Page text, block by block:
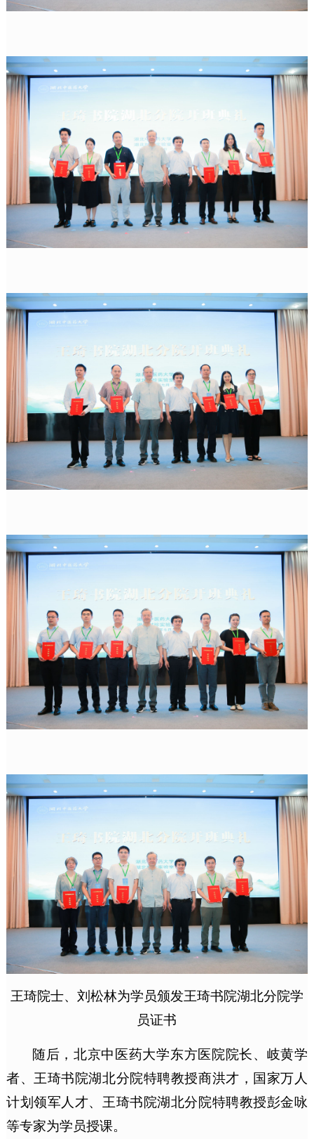
王琦院士、刘松林为学员颁发王琦书院湖北分院学
员证书
随后，北京中医药大学东方医院院长、岐黄学
者、王琦书院湖北分院特聘教授商洪才，国家万人
计划领军人才、王琦书院湖北分院特聘教授彭金咏
等专家为学员授课。